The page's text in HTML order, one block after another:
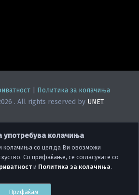
Политика за колачиња
. All rights reserved by UNET.
употребува колачиња
колачиња со цел да Ви овозможи
Со прифаќање, се согласувате со
и Политика за колачиња.
Прифаќам